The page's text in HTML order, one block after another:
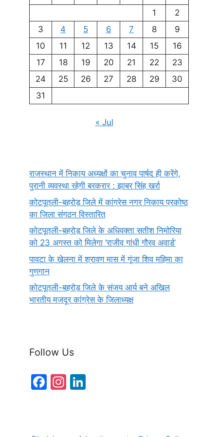
1
2
3
4 5 6 7 8
9
10
11 12 13 14 15
16
17
18 19 20 21 22
23
24
25 26 27 28 29
30
31
« Jul
राजस्थान में निकाय अध्यक्षों का चुनाव पार्षद ही करेंगे,
पुरानी व्यवस्था रहेगी बरकरार : झाबर सिंह खर्रा
कोटपूतली-बहरोड़ जिले में कांग्रेस नगर निकाय प्रकोष्ठ
का जिला संगठन विस्तारित
कोटपूतली-बहरोड़ जिले के अधिवक्ता सतीश निमोरिया
को 23 अगस्त को मिलेगा ‘राजीव गांधी गौरव अवार्ड’
पावटा के खेलना में श्रावण मास में गूंजा शिव महिमा का
गुणगान
कोटपूतली-बहरोड़ जिले के संजय आर्य बने अखिल
भारतीय मजदूर कांग्रेस के जिलाध्यक्ष
Follow Us
F
In